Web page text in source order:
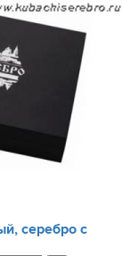
серебро с